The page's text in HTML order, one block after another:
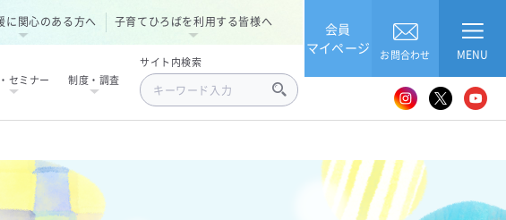
に関心のある方へ 子育てひろばを利用する皆様へ
セミナー 制度・調査
サイト内検索
会員
マイページ
お問合わせ MENU